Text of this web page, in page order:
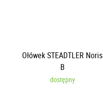
Ołówek STEADTLER Noris
B
dostępny